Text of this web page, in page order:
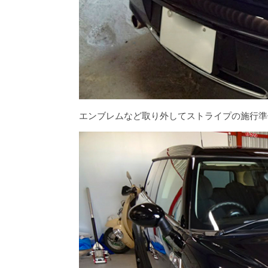
エンブレムなど取り外してストライプの施行